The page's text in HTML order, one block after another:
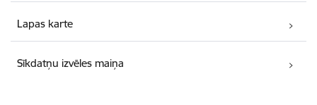
Lapas karte
Sīkdatņu izvēles maiņa